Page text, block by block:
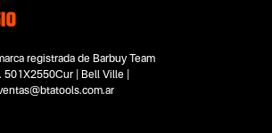
registrada de Barbuy Team
501X2550Cur | Bell Ville |